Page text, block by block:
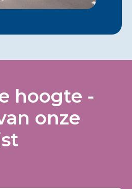
hoogte -
onze